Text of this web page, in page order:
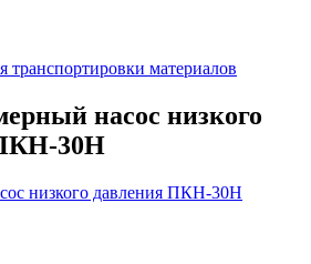
транспортировки материалов
насос низкого
30Н